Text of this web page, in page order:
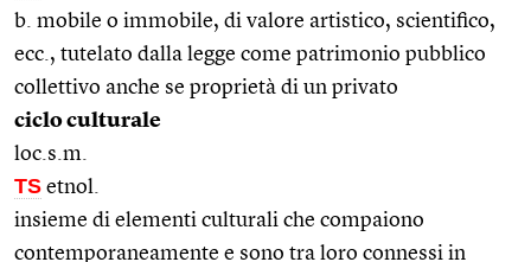
b. mobile o immobile, di valore artistico, scientifico,
ecc., tutelato dalla legge come patrimonio pubblico
collettivo anche se proprietà di un privato
ciclo culturale
loc.s.m.
TS etnol.
insieme di elementi culturali che compaiono
contemporaneamente e sono tra loro connessi in